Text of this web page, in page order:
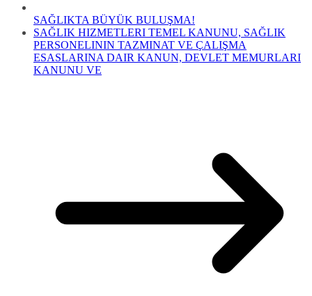
SAĞLIKTA BÜYÜK BULUŞMA!
SAĞLIK HIZMETLERI TEMEL KANUNU, SAĞLIK
PERSONELININ TAZMINAT VE ÇALIŞMA
ESASLARINA DAIR KANUN, DEVLET MEMURLARI
KANUNU VE